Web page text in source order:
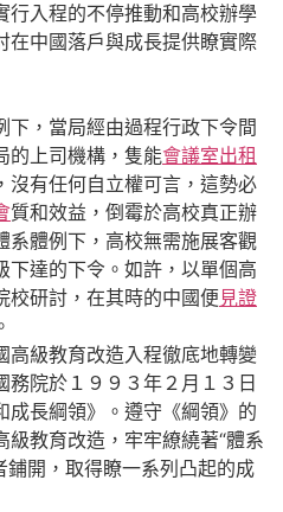
程的不停推動和高校辦學
在中國落戶與成長提供瞭實際
當局經由過程行政下令間
的上司機構，隻能會議室出租
沒有任何自立權可言，這勢必
質和效益，倒霉於高校真正辦
系體例下，高校無需施展客觀
下達的下令。如許，以單個高
校研討，在其時的中國便見證
教育改造入程徹底地轉變
務院於１９９３年２月１３日
成長綱領》。遵守《綱領》的
教育改造，牢牢繚繞著“體系
鋪開，取得瞭一系列凸起的成